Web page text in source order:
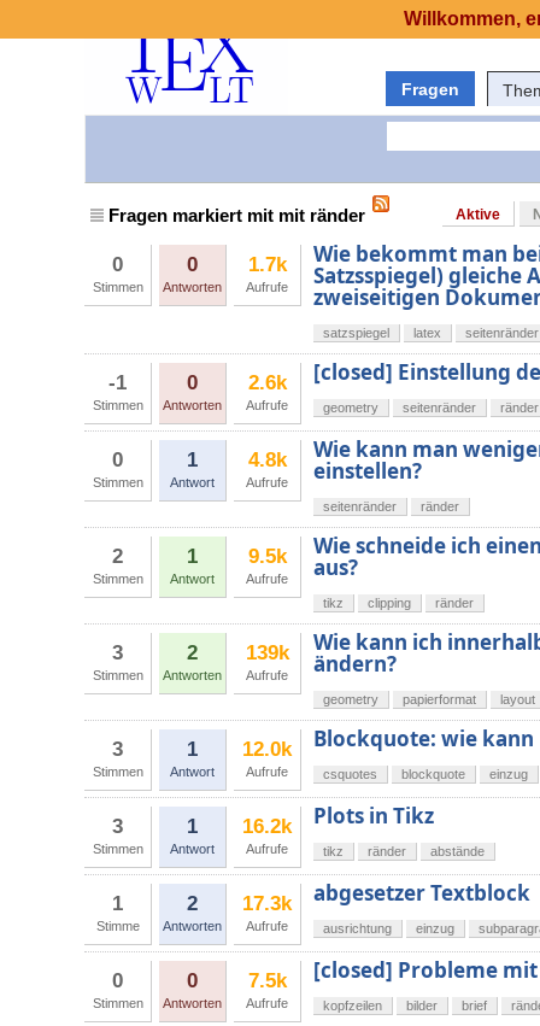
Fragen
Fragen markiert mit mit ränder Aktive
0
Stimmen
0
Antworten
1.7k
Aufrufe
Wie bekommt man
Satzsspiegel) gleiche
zweiseitigen
satzspiegel latex seitenränder
-1
Stimmen
0
Antworten
2.6k
Aufrufe
[closed] Einstellung
geometry seitenränder ränder
0
Stimmen
1
Antwort
4.8k
Aufrufe
Wie kann man
einstellen?
seitenränder ränder
2
Stimmen
1
Antwort
9.5k
Aufrufe
Wie schneide ich
aus?
tikz clipping ränder
3
Stimmen
2
Antworten
139k
Aufrufe
Wie kann ich
ändern?
geometry papierformat layout
3
Stimmen
1
Antwort
12.0k
Aufrufe
Blockquote: wie
csquotes blockquote einzug
3
Stimmen
1
Antwort
16.2k
Aufrufe
Plots in Tikz
tikz ränder abstände
1
Stimme
2
Antworten
17.3k
Aufrufe
abgesetzer Textblock
ausrichtung einzug
0
Stimmen
0
Antworten
7.5k
Aufrufe
[closed] Probleme
kopfzeilen bilder brief
Willkommen,